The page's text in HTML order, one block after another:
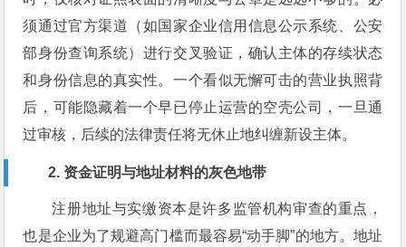
须通过官方渠道（如国家企业信用信息公示系统、公安
部身份查询系统）进行交叉验证，确认主体的存续状态
和身份信息的真实性。一个看似无懈可击的营业执照背
后，可能隐藏着一个早已停止运营的空壳公司，一旦通
过审核，后续的法律责任将无休止地纠缠新设主体。
2. 资金证明与地址材料的灰色地带
注册地址与实缴资本是许多监管机构审查的重点，
也是企业为了规避高门槛而最容易“动手脚”的地方。地址